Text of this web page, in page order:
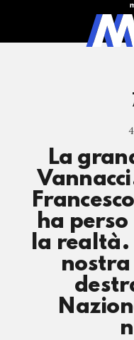
La
ha
la realtà.